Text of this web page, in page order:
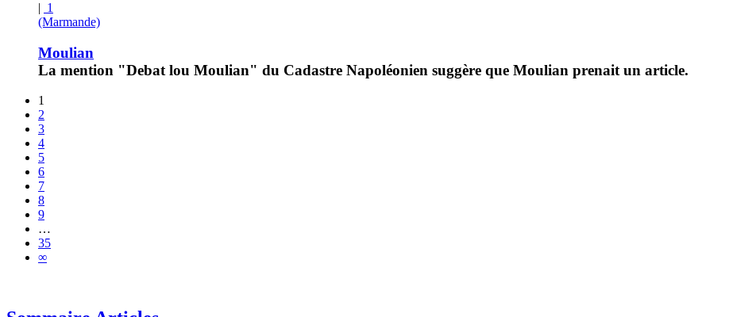
| 1
(Marmande)
Moulian
La mention "Debat lou Moulian" du Cadastre Napoléonien suggère que Moulian prenait un article.
1
2
3
4
5
6
7
8
9
…
35
∞